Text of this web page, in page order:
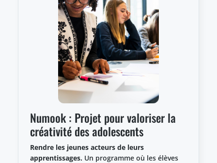
Numook : Projet pour valoriser la
créativité des adolescents
Rendre les jeunes acteurs de leurs
apprentissages. Un programme où les élèves